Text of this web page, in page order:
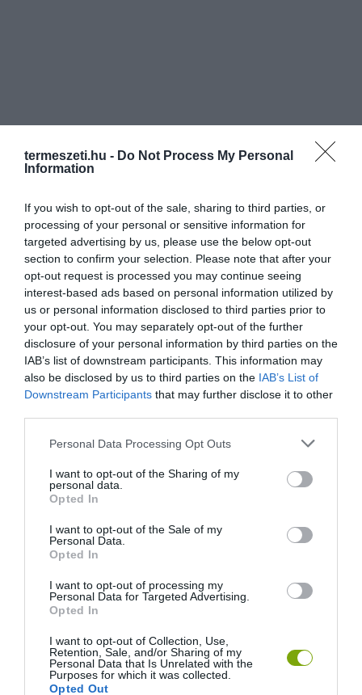
termeszeti.hu - Do Not Process My Personal
Information
If you wish to opt-out of the sale, sharing to third parties, or
processing of your personal or sensitive information for
targeted advertising by us, please use the below opt-out
section to confirm your selection. Please note that after your
opt-out request is processed you may continue seeing
interest-based ads based on personal information utilized by
us or personal information disclosed to third parties prior to
your opt-out. You may separately opt-out of the further
disclosure of your personal information by third parties on the
IAB’s list of downstream participants. This information may
also be disclosed by us to third parties on the IAB’s List of
Downstream Participants that may further disclose it to other
Please note that this website/app uses one or more Google
not limited to your visit or usage behaviour. You may click to
grant or deny consent to Google and its third-party tags to
use your data for below specified purposes in below Google
consent section.
Personal Data Processing Opt Outs
I want to opt-out of the Sharing of my
personal data.
Opted In
I want to opt-out of the Sale of my
Personal Data.
Opted In
I want to opt-out of processing my
Personal Data for Targeted Advertising.
Opted In
I want to opt-out of Collection, Use,
Retention, Sale, and/or Sharing of my
Personal Data that Is Unrelated with the
Purposes for which it was collected.
Opted Out